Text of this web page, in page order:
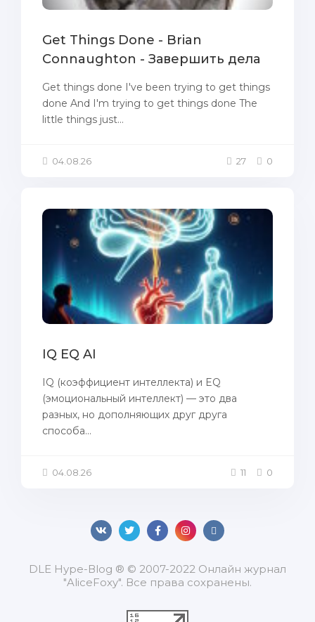
Get Things Done - Brian
Connaughton - Завершить дела
Get things done I've been trying to get things
done And I'm trying to get things done The
little things just...
04.08.26 27 0
IQ EQ AI
IQ (коэффициент интеллекта) и EQ
(эмоциональный интеллект) — это два
разных, но дополняющих друг друга
способа...
04.08.26 11 0
DLЕ Нуре-Вlоg ® © 2007-2022 Онлайн журнал
"AliceFoxy". Все права сохранены.